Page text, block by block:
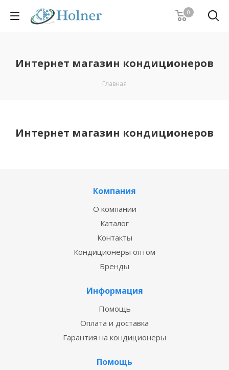
0
Интернет магазин кондиционеров
Главная
Интернет магазин кондиционеров
Компания
О компании
Каталог
Контакты
Кондиционеры оптом
Бренды
Информация
Помощь
Оплата и доставка
Гарантия на кондиционеры
Помощь